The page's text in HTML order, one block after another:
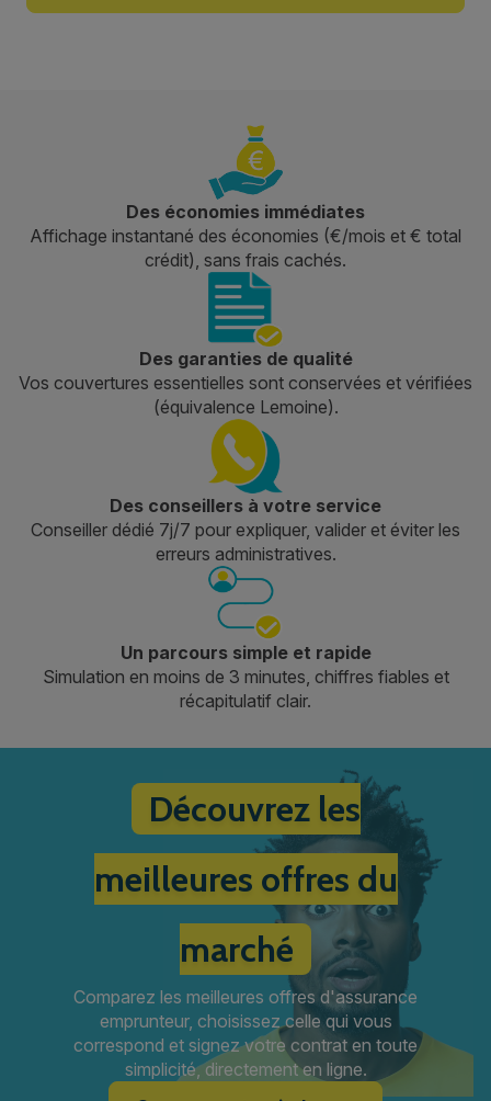
Des économies immédiates
Affichage instantané des économies (€/mois et € total
crédit), sans frais cachés.
Des garanties de qualité
Vos couvertures essentielles sont conservées et vérifiées
(équivalence Lemoine).
Des conseillers à votre service
Conseiller dédié 7j/7 pour expliquer, valider et éviter les
erreurs administratives.
Un parcours simple et rapide
Simulation en moins de 3 minutes, chiffres fiables et
récapitulatif clair.
Découvrez les
meilleures offres du
marché
Comparez les meilleures offres d'assurance
emprunteur, choisissez celle qui vous
correspond et signez votre contrat en toute
simplicité, directement en ligne.